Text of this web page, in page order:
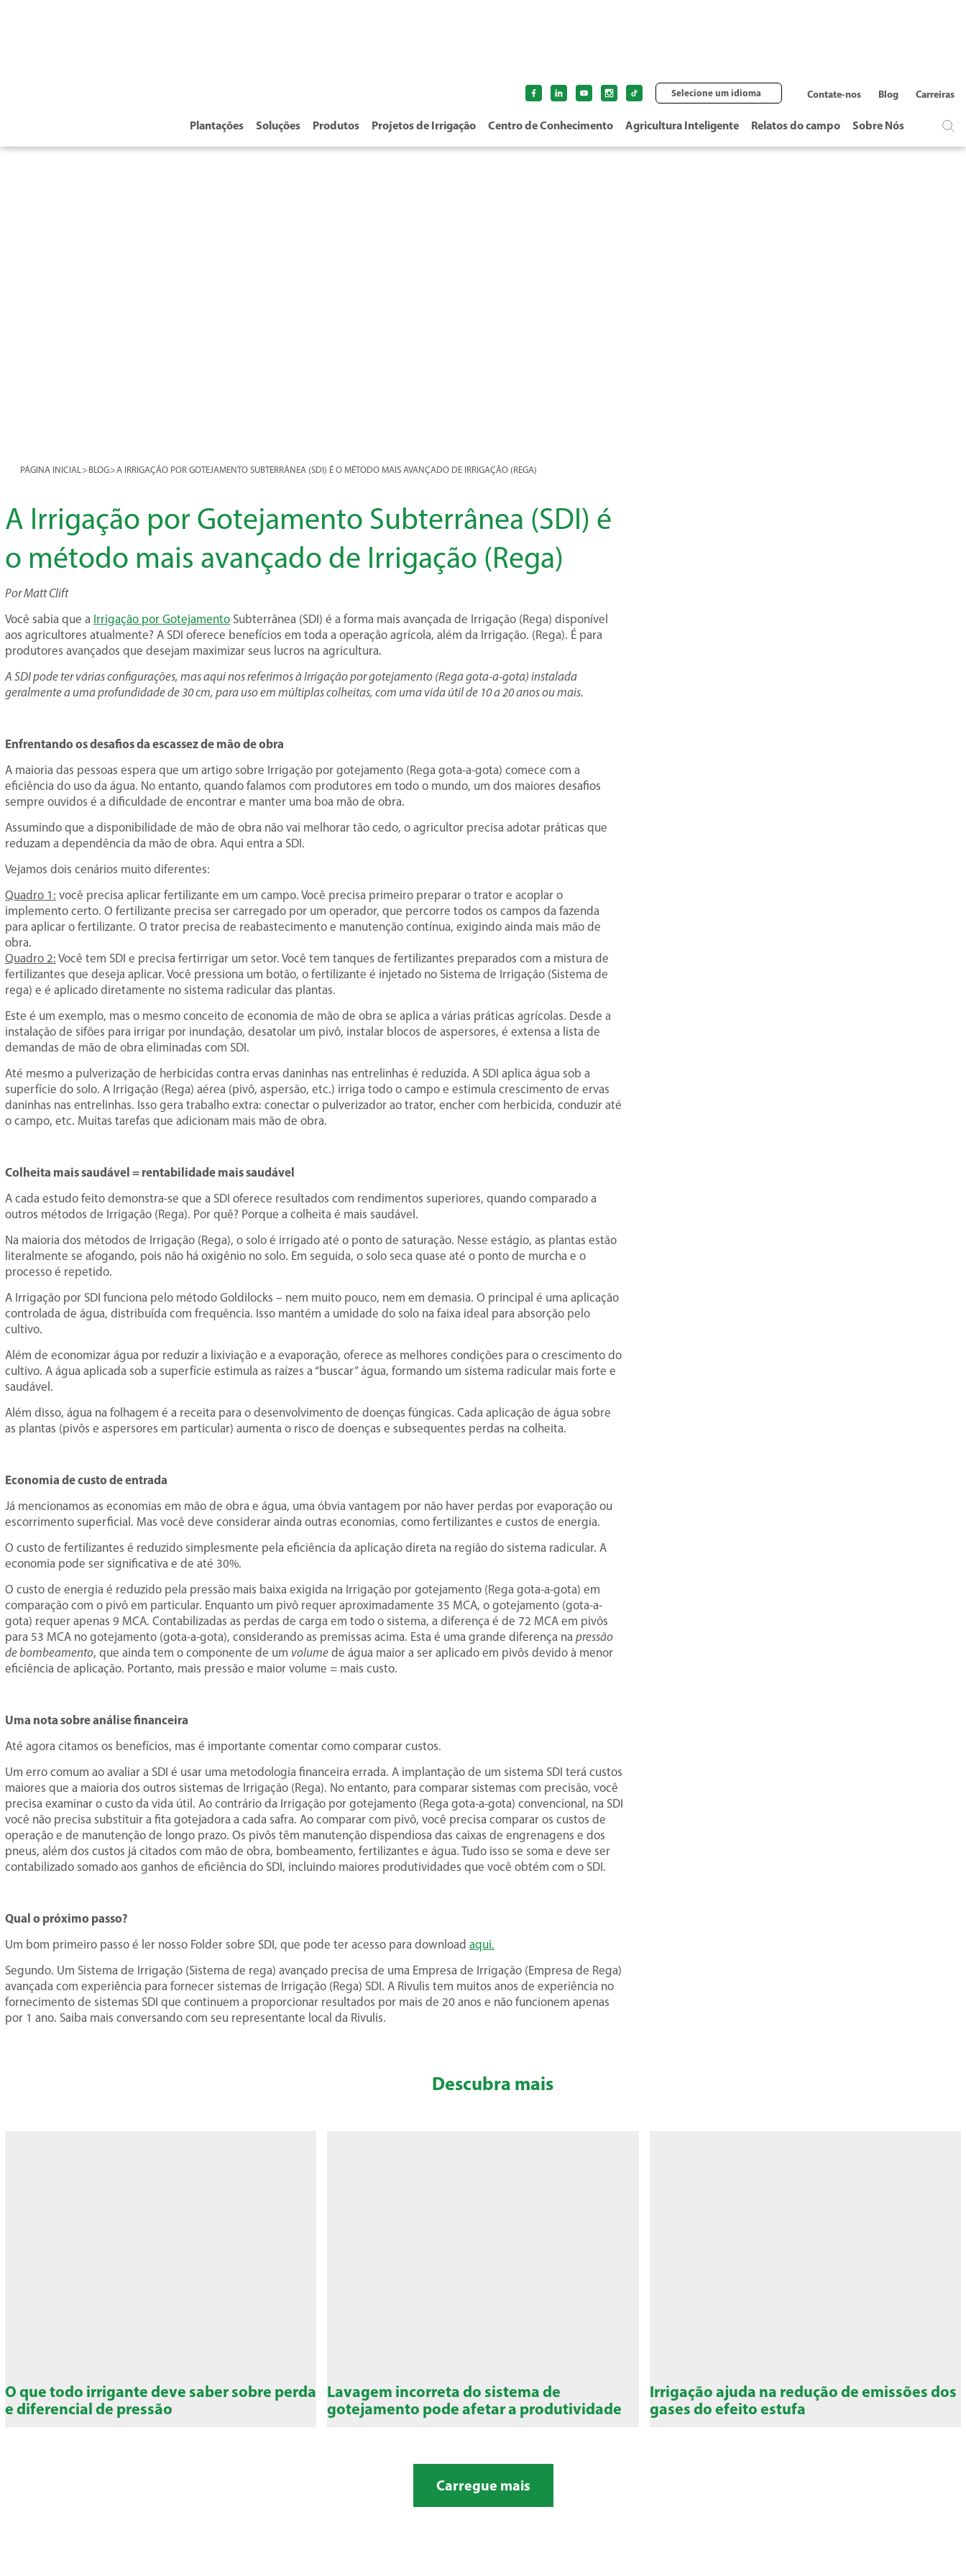
Plantações Soluções Produtos Projetos de Irrigação Centro de Conhecimento Agricultura Inteligente Relatos do campo Sobre Nós
Contate-nos Blog Carreiras
Selecione um idioma
PÁGINA INICIAL> BLOG>A IRRIGAÇÃO POR GOTEJAMENTO SUBTERRÂNEA (SDI) É O MÉTODO MAIS AVANÇADO DE IRRIGAÇÃO (REGA)
A Irrigação por Gotejamento Subterrânea (SDI) é
o método mais avançado de Irrigação (Rega)
Por Matt Clift
Você sabia que a Irrigação por Gotejamento Subterrânea (SDI) é a forma mais avançada de Irrigação (Rega) disponível
aos agricultores atualmente? A SDI oferece benefícios em toda a operação agrícola, além da Irrigação. (Rega). É para
produtores avançados que desejam maximizar seus lucros na agricultura.
A SDI pode ter várias configurações, mas aqui nos referimos à Irrigação por gotejamento (Rega gota-a-gota) instalada
geralmente a uma profundidade de 30 cm, para uso em múltiplas colheitas, com uma vida útil de 10 a 20 anos ou mais.
Enfrentando os desafios da escassez de mão de obra
A maioria das pessoas espera que um artigo sobre Irrigação por gotejamento (Rega gota-a-gota) comece com a
eficiência do uso da água. No entanto, quando falamos com produtores em todo o mundo, um dos maiores desafios
sempre ouvidos é a dificuldade de encontrar e manter uma boa mão de obra.
Assumindo que a disponibilidade de mão de obra não vai melhorar tão cedo, o agricultor precisa adotar práticas que
reduzam a dependência da mão de obra. Aqui entra a SDI.
Vejamos dois cenários muito diferentes:
Quadro 1: você precisa aplicar fertilizante em um campo. Você precisa primeiro preparar o trator e acoplar o
implemento certo. O fertilizante precisa ser carregado por um operador, que percorre todos os campos da fazenda
para aplicar o fertilizante. O trator precisa de reabastecimento e manutenção contínua, exigindo ainda mais mão de
obra.
Quadro 2: Você tem SDI e precisa fertirrigar um setor. Você tem tanques de fertilizantes preparados com a mistura de
fertilizantes que deseja aplicar. Você pressiona um botão, o fertilizante é injetado no Sistema de Irrigação (Sistema de
rega) e é aplicado diretamente no sistema radicular das plantas.
Este é um exemplo, mas o mesmo conceito de economia de mão de obra se aplica a várias práticas agrícolas. Desde a
instalação de sifões para irrigar por inundação, desatolar um pivô, instalar blocos de aspersores, é extensa a lista de
demandas de mão de obra eliminadas com SDI.
Até mesmo a pulverização de herbicidas contra ervas daninhas nas entrelinhas é reduzida. A SDI aplica água sob a
superfície do solo. A Irrigação (Rega) aérea (pivô, aspersão, etc.) irriga todo o campo e estimula crescimento de ervas
daninhas nas entrelinhas. Isso gera trabalho extra: conectar o pulverizador ao trator, encher com herbicida, conduzir até
o campo, etc. Muitas tarefas que adicionam mais mão de obra.
Colheita mais saudável = rentabilidade mais saudável
A cada estudo feito demonstra-se que a SDI oferece resultados com rendimentos superiores, quando comparado a
outros métodos de Irrigação (Rega). Por quê? Porque a colheita é mais saudável.
Na maioria dos métodos de Irrigação (Rega), o solo é irrigado até o ponto de saturação. Nesse estágio, as plantas estão
literalmente se afogando, pois não há oxigênio no solo. Em seguida, o solo seca quase até o ponto de murcha e o
processo é repetido.
A Irrigação por SDI funciona pelo método Goldilocks – nem muito pouco, nem em demasia. O principal é uma aplicação
controlada de água, distribuída com frequência. Isso mantém a umidade do solo na faixa ideal para absorção pelo
cultivo.
Além de economizar água por reduzir a lixiviação e a evaporação, oferece as melhores condições para o crescimento do
cultivo. A água aplicada sob a superfície estimula as raízes a “buscar” água, formando um sistema radicular mais forte e
saudável.
Além disso, água na folhagem é a receita para o desenvolvimento de doenças fúngicas. Cada aplicação de água sobre
as plantas (pivôs e aspersores em particular) aumenta o risco de doenças e subsequentes perdas na colheita.
Economia de custo de entrada
Já mencionamos as economias em mão de obra e água, uma óbvia vantagem por não haver perdas por evaporação ou
escorrimento superficial. Mas você deve considerar ainda outras economias, como fertilizantes e custos de energia.
O custo de fertilizantes é reduzido simplesmente pela eficiência da aplicação direta na região do sistema radicular. A
economia pode ser significativa e de até 30%.
O custo de energia é reduzido pela pressão mais baixa exigida na Irrigação por gotejamento (Rega gota-a-gota) em
comparação com o pivô em particular. Enquanto um pivô requer aproximadamente 35 MCA, o gotejamento (gota-a-
gota) requer apenas 9 MCA. Contabilizadas as perdas de carga em todo o sistema, a diferença é de 72 MCA em pivôs
para 53 MCA no gotejamento (gota-a-gota), considerando as premissas acima. Esta é uma grande diferença na pressão
de bombeamento, que ainda tem o componente de um volume de água maior a ser aplicado em pivôs devido à menor
eficiência de aplicação. Portanto, mais pressão e maior volume = mais custo.
Uma nota sobre análise financeira
Até agora citamos os benefícios, mas é importante comentar como comparar custos.
Um erro comum ao avaliar a SDI é usar uma metodologia financeira errada. A implantação de um sistema SDI terá custos
maiores que a maioria dos outros sistemas de Irrigação (Rega). No entanto, para comparar sistemas com precisão, você
precisa examinar o custo da vida útil. Ao contrário da Irrigação por gotejamento (Rega gota-a-gota) convencional, na SDI
você não precisa substituir a fita gotejadora a cada safra. Ao comparar com pivô, você precisa comparar os custos de
operação e de manutenção de longo prazo. Os pivôs têm manutenção dispendiosa das caixas de engrenagens e dos
pneus, além dos custos já citados com mão de obra, bombeamento, fertilizantes e água. Tudo isso se soma e deve ser
contabilizado somado aos ganhos de eficiência do SDI, incluindo maiores produtividades que você obtém com o SDI.
Qual o próximo passo?
Um bom primeiro passo é ler nosso Folder sobre SDI, que pode ter acesso para download aqui.
Segundo. Um Sistema de Irrigação (Sistema de rega) avançado precisa de uma Empresa de Irrigação (Empresa de Rega)
avançada com experiência para fornecer sistemas de Irrigação (Rega) SDI. A Rivulis tem muitos anos de experiência no
fornecimento de sistemas SDI que continuem a proporcionar resultados por mais de 20 anos e não funcionem apenas
por 1 ano. Saiba mais conversando com seu representante local da Rivulis.
Descubra mais
O que todo irrigante deve saber sobre perda
e diferencial de pressão
Lavagem incorreta do sistema de
gotejamento pode afetar a produtividade
Irrigação ajuda na redução de emissões dos
gases do efeito estufa
Carregue mais